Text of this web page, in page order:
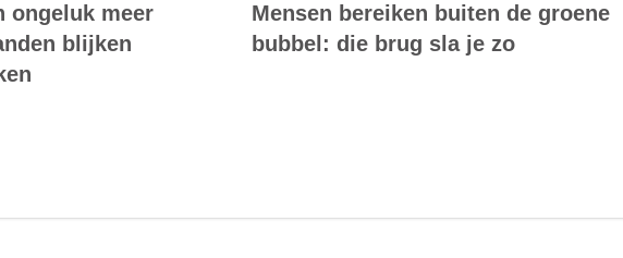
ongeluk meer
blijken
Mensen bereiken buiten de groene
bubbel: die brug sla je zo